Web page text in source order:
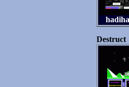
Destruct